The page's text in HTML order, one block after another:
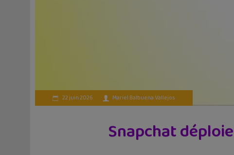
22 juin 2026 Mariel Balbuena Vallejos
Snapchat